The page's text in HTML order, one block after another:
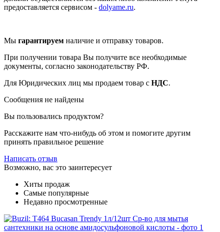
предоставляется сервисом - dolyame.ru.
Мы гарантируем наличие и отправку товаров.
При получении товара Вы получите все необходимые
документы, согласно законодательству РФ.
Для Юридических лиц мы продаем товар с НДС.
Сообщения не найдены
Вы пользовались продуктом?
Расскажите нам что-нибудь об этом и помогите другим
принять правильное решение
Написать отзыв
Возможно, вас это заинтересует
Хиты продаж
Самые популярные
Недавно просмотренные